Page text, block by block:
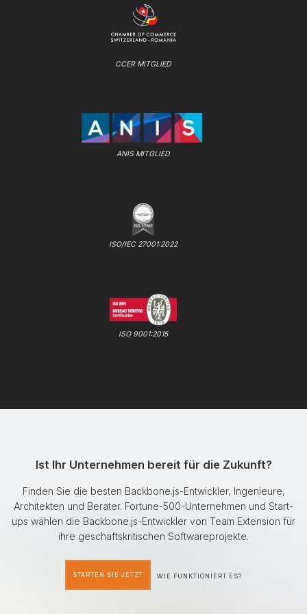
CCER MITGLIED
ANIS MITGLIED
ISO/IEC 27001:2022
ISO 9001:2015
Ist Ihr Unternehmen bereit für die Zukunft?
Finden Sie die besten Backbone.js-Entwickler, Ingenieure,
Architekten und Berater. Fortune-500-Unternehmen und Start-
ups wählen die Backbone.js-Entwickler von Team Extension für
ihre geschäftskritischen Softwareprojekte.
STARTEN SIE JETZT WIE FUNKTIONIERT ES?